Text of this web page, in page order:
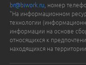
br@biwork.ru , номер
"На информационном
технологии
информации на основе
относящихся к
находящихся на